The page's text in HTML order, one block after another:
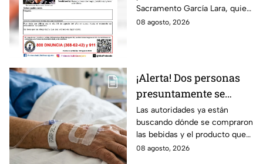
desaparecida en
Guanajuato
Sacramento García Lara, quien
fue vista por última vez el 4 de
08 agosto, 2026
¡Alerta! Dos personas
presuntamente se
encuentran delicadas
por ingerir bebidas
alcohólicas
adulteradas en Celaya:
Las autoridades ya están
buscando dónde se compraron
las bebidas y el producto que
causó la intoxicación.
08 agosto, 2026